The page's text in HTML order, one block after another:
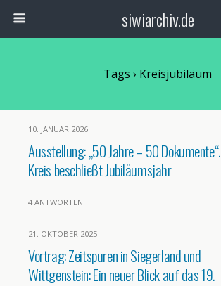
siwiarchiv.de
Tags › Kreisjubiläum
10. JANUAR 2026
Ausstellung: „50 Jahre – 50 Dokumente“.
Kreis beschließt Jubiläumsjahr
4 ANTWORTEN
21. OKTOBER 2025
Vortrag: Zeitspuren in Siegerland und
Wittgenstein: Ein neuer Blick auf das 19.